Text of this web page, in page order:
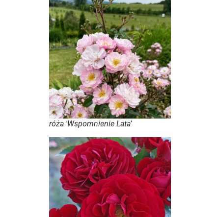
róża 'Wspomnienie Lata’